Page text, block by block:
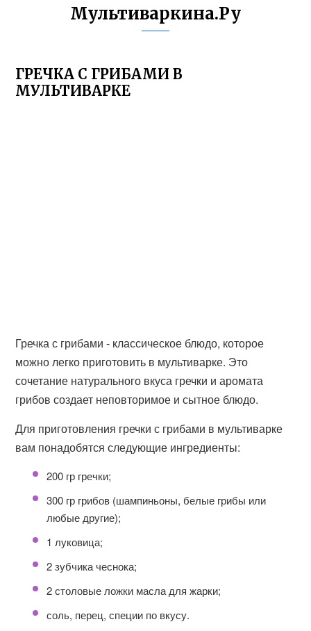
Мультиваркина.Ру
ГРЕЧКА С ГРИБАМИ В
МУЛЬТИВАРКЕ
Гречка с грибами - классическое блюдо, которое
можно легко приготовить в мультиварке. Это
сочетание натурального вкуса гречки и аромата
грибов создает неповторимое и сытное блюдо.
Для приготовления гречки с грибами в мультиварке
вам понадобятся следующие ингредиенты:
200 гр гречки;
300 гр грибов (шампиньоны, белые грибы или
любые другие);
1 луковица;
2 зубчика чеснока;
2 столовые ложки масла для жарки;
соль, перец, специи по вкусу.